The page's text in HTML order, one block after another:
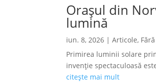
Orașul din
lumină
iun. 8, 2026 |Articole,
Primirea luminii solare
invenție spectaculoasă
citește mai mult